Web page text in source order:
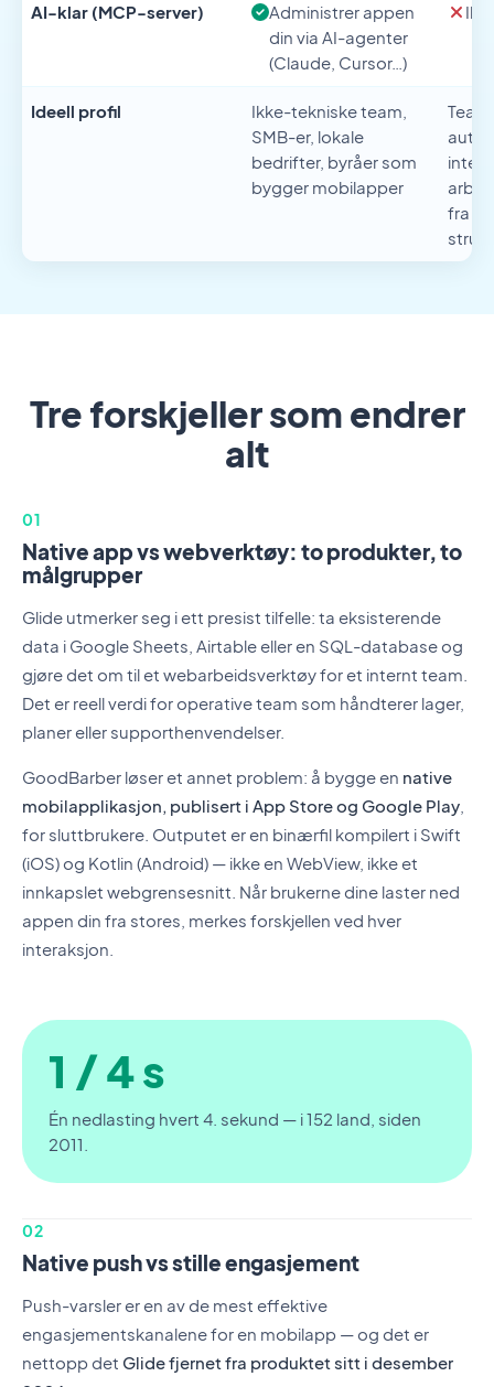
AI-klar (MCP-server)
Administrer appen
din via AI-agenter
(Claude, Cursor…)
Ideell profil
Ikke-tekniske team,
SMB-er, lokale
bedrifter, byråer som
bygger mobilapper
fra
Tre forskjeller som endrer
alt
01
Native app vs webverktøy: to produkter, to
målgrupper
Glide utmerker seg i ett presist tilfelle: ta eksisterende
data i Google Sheets, Airtable eller en SQL-database og
gjøre det om til et webarbeidsverktøy for et internt team.
Det er reell verdi for operative team som håndterer lager,
planer eller supporthenvendelser.
GoodBarber løser et annet problem: å bygge en native
mobilapplikasjon, publisert i App Store og Google Play
for sluttbrukere. Outputet er en binærfil kompilert i Swift
(iOS) og Kotlin (Android) — ikke en WebView, ikke et
innkapslet webgrensesnitt. Når brukerne dine laster ned
appen din fra stores, merkes forskjellen ved hver
interaksjon.
1 / 4 s
Én nedlasting hvert 4. sekund — i 152 land, siden
2011.
02
Native push vs stille engasjement
Push-varsler er en av de mest effektive
engasjementskanalene for en mobilapp — og det er
nettopp det Glide fjernet fra produktet sitt i desember